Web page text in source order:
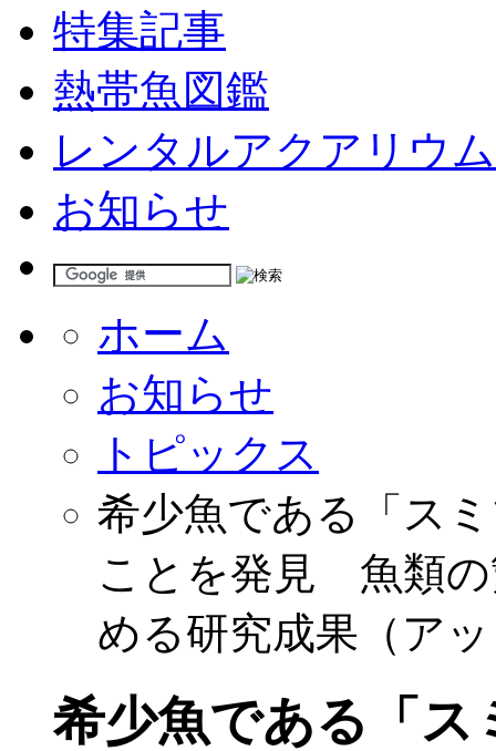
特集記事
熱帯魚図鑑
レンタルアクアリウム
お知らせ
ホーム
お知らせ
トピックス
希少魚である「ス
ことを発見 魚類の
める研究成果（ア
希少魚である「ス